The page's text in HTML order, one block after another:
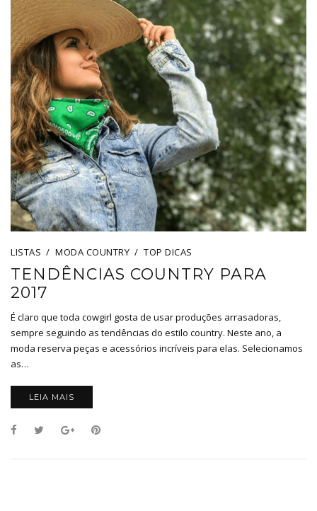
LISTAS MODA COUNTRY TOP DICAS
TENDÊNCIAS COUNTRY PARA
2017
É claro que toda cowgirl gosta de usar produções arrasadoras,
sempre seguindo as tendências do estilo country. Neste ano, a
moda reserva peças e acessórios incríveis para elas. Selecionamos
as…
LEIA MAIS